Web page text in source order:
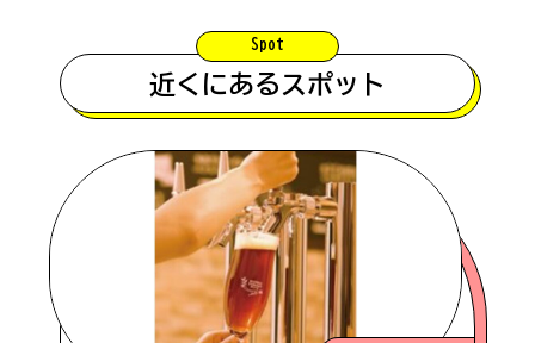
#バンガロー
#辺塚エリア
#コテージ
#佐多エリア
近くにあるスポット
Spot